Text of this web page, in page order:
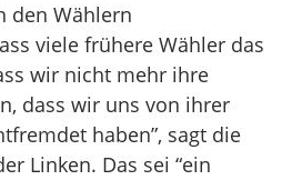
den Wählern
viele frühere Wähler das
wir nicht mehr ihre
dass wir uns von ihrer
haben”, sagt die
Linken. Das sei “ein